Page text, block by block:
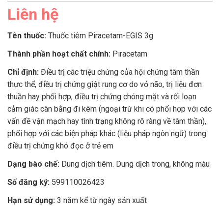
Liên hệ
Tên thuốc: Thuốc tiêm Piracetam-EGIS 3g
Thành phần hoạt chất chính: Piracetam
Chỉ định: Điều trị các triệu chứng của hội chứng tâm thần
thực thể, điều trị chứng giật rung cơ do vỏ não, trị liệu đơn
thuần hay phối hợp, điều trị chứng chóng mặt và rối loạn
cảm giác cân bằng đi kèm (ngoại trừ khi có phối hợp với các
vấn đề vận mạch hay tình trạng không rõ ràng về tâm thần),
phối hợp với các biện pháp khác (liệu pháp ngôn ngữ) trong
điều trị chứng khó đọc ở trẻ em
Dạng bào chế: Dung dịch tiêm. Dung dịch trong, không màu
Số đăng ký: 599110026423
Hạn sử dụng: 3 năm kể từ ngày sản xuất